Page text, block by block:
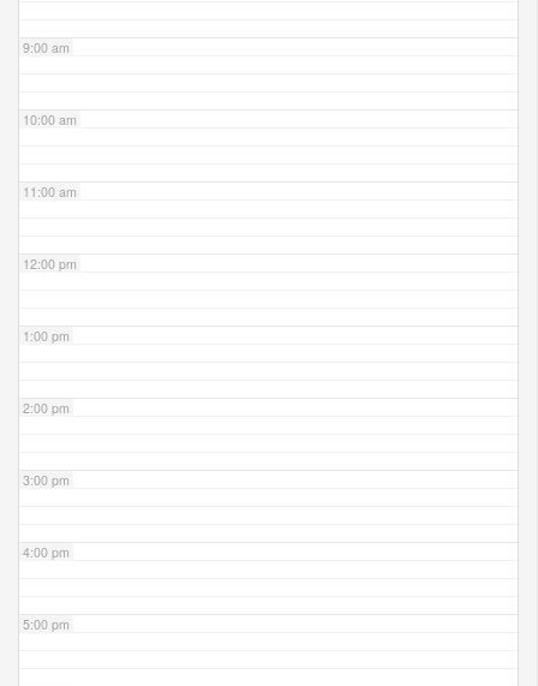
9:00 am
10:00 am
11:00 am
12:00 pm
1:00 pm
2:00 pm
3:00 pm
4:00 pm
5:00 pm